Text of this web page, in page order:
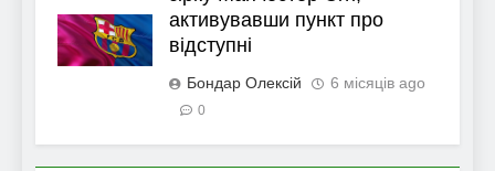
активувавши пункт про
відступні
Бондар Олексій 6 місяців ago
0